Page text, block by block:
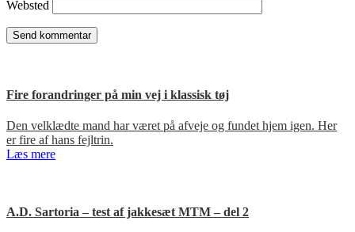
Websted
Fire forandringer på min vej i klassisk tøj
Den velklædte mand har været på afveje og fundet hjem igen. Her
er fire af hans fejltrin.
Læs mere
A.D. Sartoria – test af jakkesæt MTM – del 2